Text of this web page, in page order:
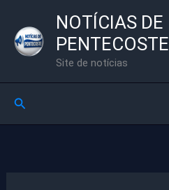
para
NOTÍCIAS DE
PENTECOSTE
Site de notícias
Pesquisar